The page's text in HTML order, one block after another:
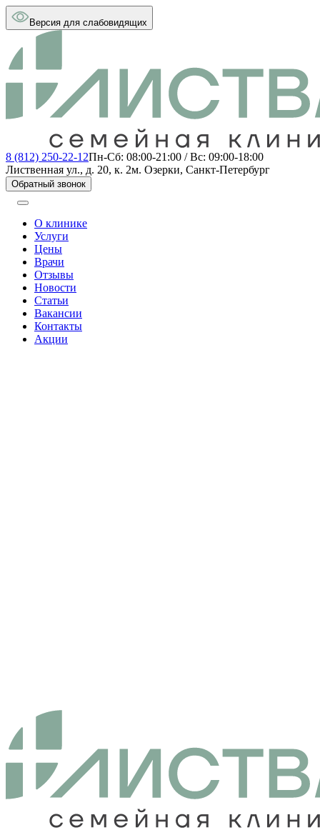
Версия для слабовидящих
8 (812) 250-22-12Пн-Сб: 08:00-21:00 / Вс: 09:00-18:00
Лиственная ул., д. 20, к. 2м. Озерки, Санкт-Петербург
Обратный звонок
О клинике
Услуги
Цены
Врачи
Отзывы
Новости
Статьи
Вакансии
Контакты
Акции